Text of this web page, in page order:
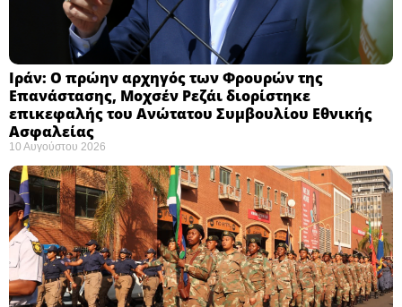
Ιράν: Ο πρώην αρχηγός των Φρουρών της
Επανάστασης, Μοχσέν Ρεζάι διορίστηκε
επικεφαλής του Ανώτατου Συμβουλίου Εθνικής
Ασφαλείας ​
10 Αυγούστου 2026